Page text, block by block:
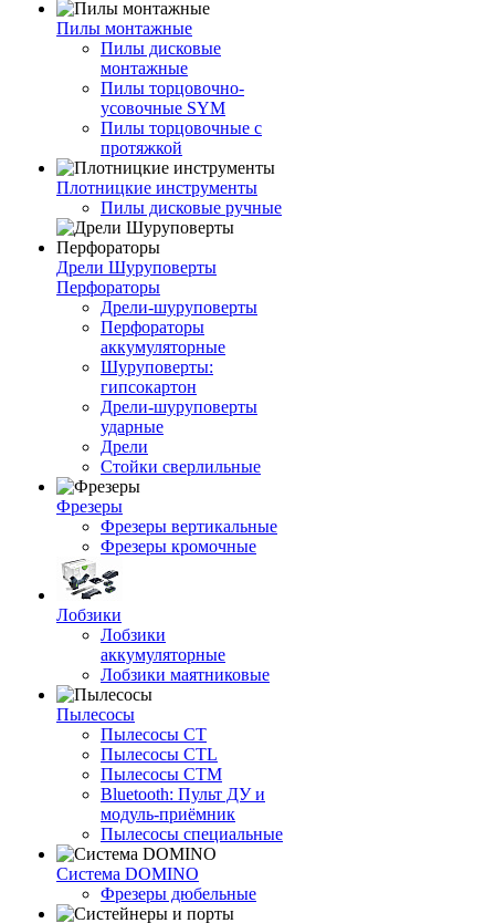
Пилы монтажные
Пилы дисковые
монтажные
Пилы торцовочно-
усовочные SYM
Пилы торцовочные с
протяжкой
Плотницкие инструменты
Пилы дисковые ручные
Дрели Шуруповерты
Перфораторы
Дрели-шуруповерты
Перфораторы
аккумуляторные
Шуруповерты:
гипсокартон
Дрели-шуруповерты
ударные
Дрели
Стойки сверлильные
Фрезеры
Фрезеры вертикальные
Фрезеры кромочные
Лобзики
Лобзики
аккумуляторные
Лобзики маятниковые
Пылесосы
Пылесосы CT
Пылесосы CTL
Пылесосы CTM
Bluetooth: Пульт ДУ и
модуль-приёмник
Пылесосы специальные
Система DOMINO
Фрезеры дюбельные